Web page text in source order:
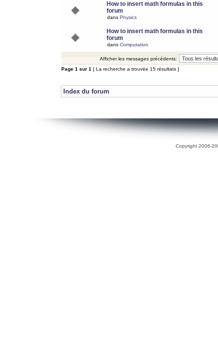
How to insert math formulas in this
forum
dans Physics
How to insert math formulas in this
forum
dans Computation
Afficher les messages précédents:
Page 1 sur 1 [ La recherche a trouvée 15 résultats ]
Index du forum
Copyright 2006-